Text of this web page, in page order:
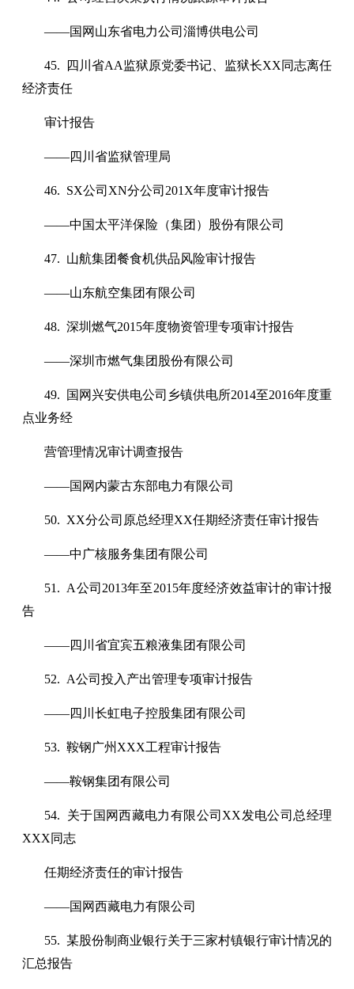
——国网山东省电力公司淄博供电公司
45. 四川省AA监狱原党委书记、监狱长XX同志离任
经济责任
审计报告
——四川省监狱管理局
46. SX公司XN分公司201X年度审计报告
——中国太平洋保险（集团）股份有限公司
47. 山航集团餐食机供品风险审计报告
——山东航空集团有限公司
48. 深圳燃气2015年度物资管理专项审计报告
——深圳市燃气集团股份有限公司
49. 国网兴安供电公司乡镇供电所2014至2016年度重
点业务经
营管理情况审计调查报告
——国网内蒙古东部电力有限公司
50. XX分公司原总经理XX任期经济责任审计报告
——中广核服务集团有限公司
51. A公司2013年至2015年度经济效益审计的审计报
告
——四川省宜宾五粮液集团有限公司
52. A公司投入产出管理专项审计报告
——四川长虹电子控股集团有限公司
53. 鞍钢广州XXX工程审计报告
——鞍钢集团有限公司
54. 关于国网西藏电力有限公司XX发电公司总经理
XXX同志
任期经济责任的审计报告
——国网西藏电力有限公司
55. 某股份制商业银行关于三家村镇银行审计情况的
汇总报告